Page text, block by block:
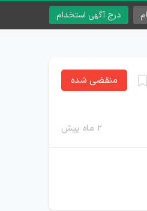
درج آگهی استخدام
۲ ماه پیش
منقضی شده